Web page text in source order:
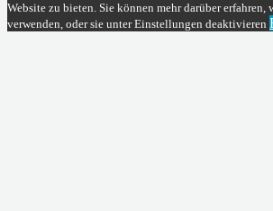
Website zu bieten. Sie können mehr darüber erfahren,
verwenden, oder sie unter Einstellungen deaktivieren